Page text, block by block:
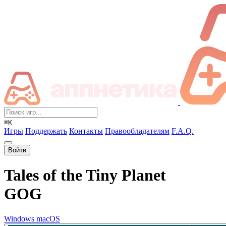
⌘K
Игры Поддержать Контакты Правообладателям F.A.Q.
Войти
Tales of the Tiny Planet
GOG
Windows macOS